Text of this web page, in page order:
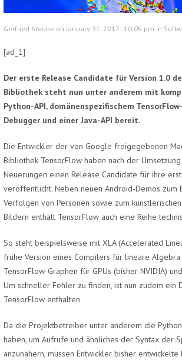
Gerfried Steube on January 31, 2017 - 10:05 pm in
[ad_1]
Der erste Release Candidate für Version 1.0
Bibliothek steht nun unter anderem mit
Python-API, domänenspezifischem
Debugger und einer Java-API bereit.
Die Entwickler der von Google freigegebenen
Bibliothek TensorFlow haben nach der
Neuerungen einen Release Candidate für ihre
veröffentlicht. Neben neuen Android-Demos zum
Verfolgen von Personen sowie zum
Bildern enthält TensorFlow auch eine Reihe
So steht beispielsweise mit XLA (Accelerated
frühe Version eines Compilers für lineare
TensorFlow-Graphen für GPUs (bisher NVIDIA)
Um schneller Fehler zu finden, ist nun zudem ein
TensorFlow enthalten.
Da die Projektbetreiber unter anderem die
haben, um Aufrufe und ähnliches der Syntax der
anzunähern, müssen Entwickler bisher entwickelte